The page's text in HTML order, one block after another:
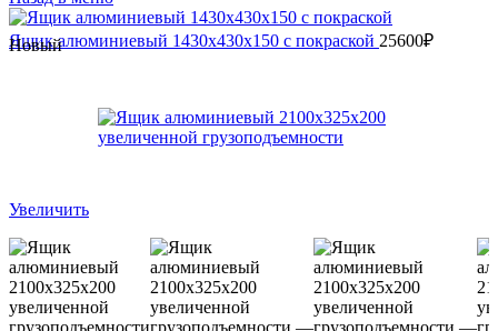
Ящик алюминиевый 1430х430х150 с покраской 25600₽
Новый
Увеличить